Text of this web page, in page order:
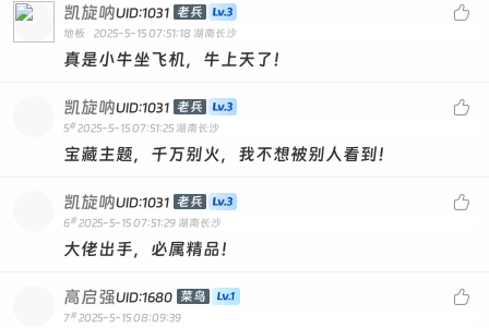

凯旋呐UID:1031 老兵
地板 2025-5-15 07:51:18 湖南长沙
真是小牛坐飞机，牛上天了！

凯旋呐UID:1031 老兵
5# 2025-5-15 07:51:25 湖南长沙
宝藏主题，千万别火，我不想被别人看到！

凯旋呐UID:1031 老兵
6# 2025-5-15 07:51:29 湖南长沙
大佬出手，必属精品！

高启强UID:1680 菜鸟
7# 2025-5-15 08:09:39